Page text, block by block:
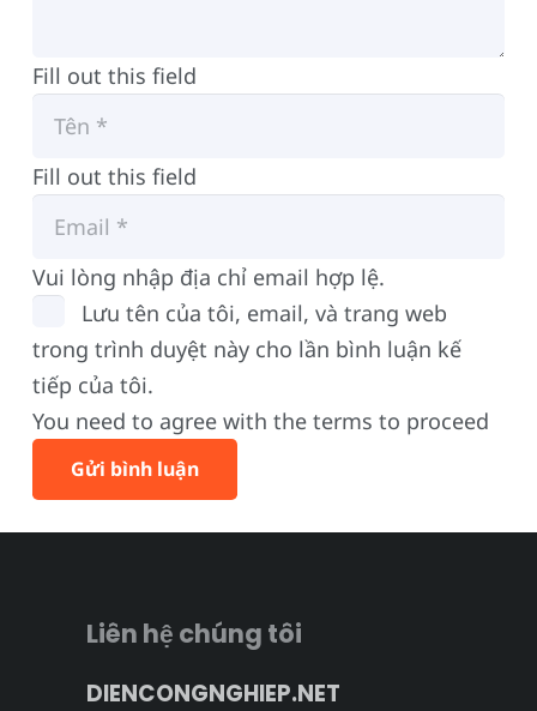
Fill out this field
Fill out this field
Vui lòng nhập địa chỉ email hợp lệ.
Lưu tên của tôi, email, và trang web
trong trình duyệt này cho lần bình luận kế
tiếp của tôi.
You need to agree with the terms to proceed
Gửi bình luận
Liên hệ chúng tôi
DIENCONGNGHIEP.NET